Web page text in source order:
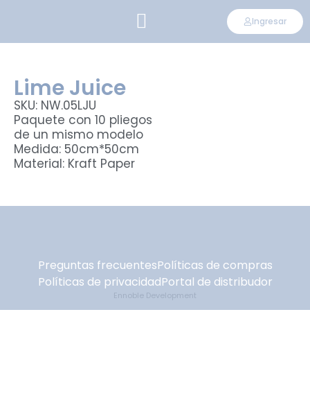
Ingresar
Lime Juice
SKU: NW.05LJU
Paquete con 10 pliegos
de un mismo modelo
Medida: 50cm*50cm
Material: Kraft Paper
Preguntas frecuentesPolíticas de compras
Políticas de privacidadPortal de distribudor
Ennoble Development